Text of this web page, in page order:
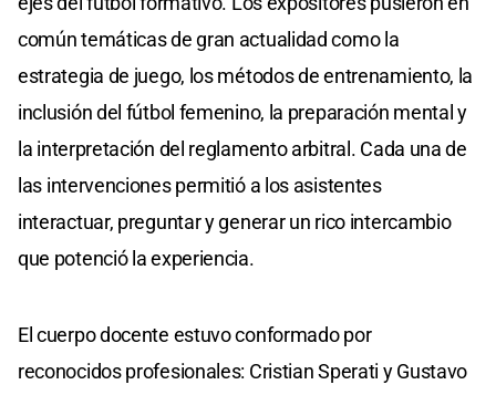
común temáticas de gran actualidad como la
estrategia de juego, los métodos de entrenamiento, la
inclusión del fútbol femenino, la preparación mental y
la interpretación del reglamento arbitral. Cada una de
las intervenciones permitió a los asistentes
interactuar, preguntar y generar un rico intercambio
que potenció la experiencia.
El cuerpo docente estuvo conformado por
reconocidos profesionales: Cristian Sperati y Gustavo